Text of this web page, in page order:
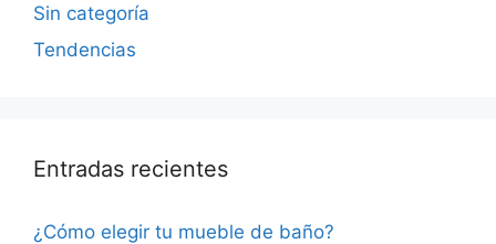
Sin categoría
Tendencias
Entradas recientes
¿Cómo elegir tu mueble de baño?